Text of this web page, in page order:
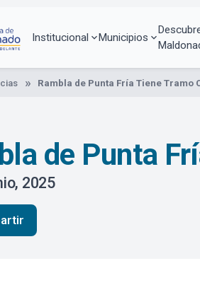
Institucional Municipios
Rambla de Punta Fría Tiene Tramo
de Punta
2025